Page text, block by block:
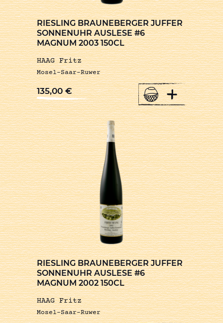
RIESLING BRAUNEBERGER JUFFER
SONNENUHR AUSLESE #6
MAGNUM 2003 150CL
HAAG Fritz
Mosel-Saar-Ruwer
135,00€ +
RIESLING BRAUNEBERGER JUFFER
SONNENUHR AUSLESE #6
MAGNUM 2002 150CL
HAAG Fritz
Mosel-Saar-Ruwer